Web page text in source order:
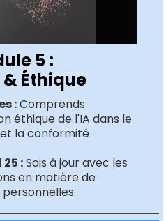
5 :
Éthique
:Comprends
éthique de l'IA dans le
la conformité
:Sois à jour avec les
en matière de